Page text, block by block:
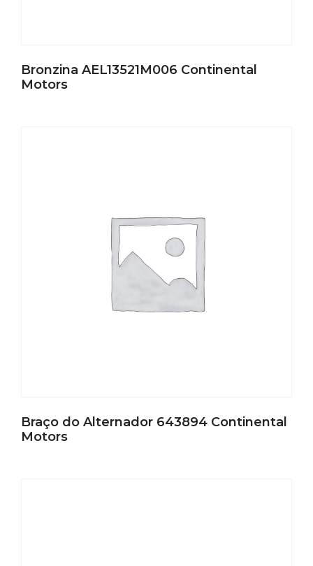
Bronzina AEL13521M006 Continental
Motors
Braço do Alternador 643894 Continental
Motors